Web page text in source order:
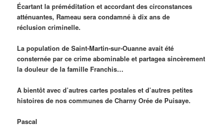
Écartant la préméditation et accordant des circonstances
atténuantes, Rameau sera condamné à dix ans de
réclusioncriminelle.
La population de Saint-Martin-sur-Ouanne avait été
consternée par ce crime abominable et partagea sincèrement
la douleur de la famille Franchis…
A bientôt avec d’autres cartes postales et d’autres petites
histoires de nos communes de Charny Orée de Puisaye.
Pascal